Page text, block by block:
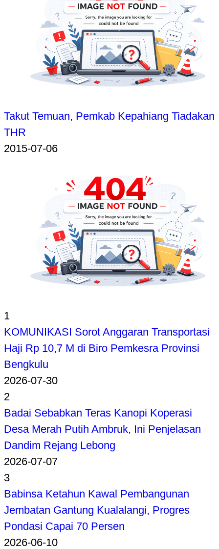
Takut Temuan, Pemkab Kepahiang Tiadakan
THR
2015-07-06
1
KOMUNIKASI Sorot Anggaran Transportasi
Haji Rp 10,7 M di Biro Pemkesra Provinsi
Bengkulu
2026-07-30
2
Badai Sebabkan Teras Kanopi Koperasi
Desa Merah Putih Ambruk, Ini Penjelasan
Dandim Rejang Lebong
2026-07-07
3
Babinsa Ketahun Kawal Pembangunan
Jembatan Gantung Kualalangi, Progres
Pondasi Capai 70 Persen
2026-06-10